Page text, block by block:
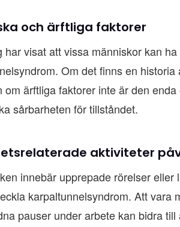
och ärftliga faktorer
har visat att vissa människor kan
Om det finns en
om ärftliga faktorer inte är den
sårbarheten för tillståndet.
aktiviteter
innebär upprepade rörelser
karpaltunnelsyndrom. Att vara
pauser under arbete kan bidra